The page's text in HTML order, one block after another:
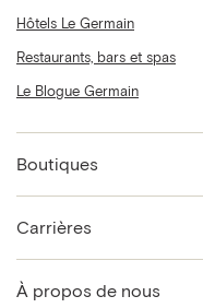
Hôtels Le Germain
Restaurants, bars et spas
Le Blogue Germain
Boutiques
Carrières
À propos de nous